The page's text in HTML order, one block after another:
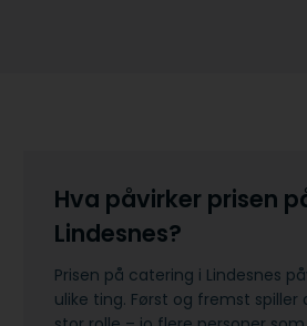
Hva påvirker prisen
Lindesnes?
Prisen på catering i Lindesnes
ulike ting. Først og fremst spiller